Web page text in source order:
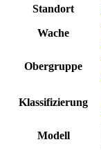
Standort
Wache
Obergruppe
Klassifizierung
Modell